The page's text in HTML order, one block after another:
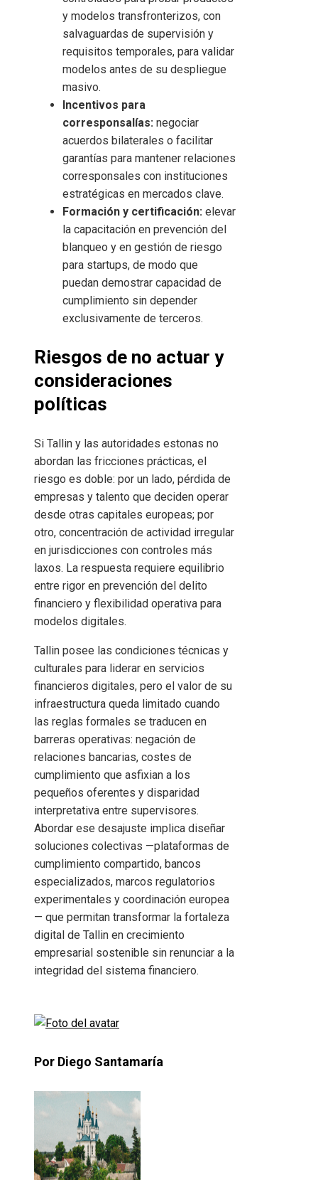
y modelos transfronterizos, con
salvaguardas de supervisión y
requisitos temporales, para validar
modelos antes de su despliegue
masivo.
Incentivos para
corresponsalías: negociar
acuerdos bilaterales o facilitar
garantías para mantener relaciones
corresponsales con instituciones
estratégicas en mercados clave.
Formación y certificación: elevar
la capacitación en prevención del
blanqueo y en gestión de riesgo
para startups, de modo que
puedan demostrar capacidad de
cumplimiento sin depender
exclusivamente de terceros.
Riesgos de no actuar y
consideraciones
políticas
Si Tallin y las autoridades estonas no
abordan las fricciones prácticas, el
riesgo es doble: por un lado, pérdida de
empresas y talento que deciden operar
desde otras capitales europeas; por
otro, concentración de actividad irregular
en jurisdicciones con controles más
laxos. La respuesta requiere equilibrio
entre rigor en prevención del delito
financiero y flexibilidad operativa para
modelos digitales.
Tallin posee las condiciones técnicas y
culturales para liderar en servicios
financieros digitales, pero el valor de su
infraestructura queda limitado cuando
las reglas formales se traducen en
barreras operativas: negación de
relaciones bancarias, costes de
cumplimiento que asfixian a los
pequeños oferentes y disparidad
interpretativa entre supervisores.
Abordar ese desajuste implica diseñar
soluciones colectivas —plataformas de
cumplimiento compartido, bancos
especializados, marcos regulatorios
experimentales y coordinación europea
— que permitan transformar la fortaleza
digital de Tallin en crecimiento
empresarial sostenible sin renunciar a la
integridad del sistema financiero.
Por Diego Santamaría